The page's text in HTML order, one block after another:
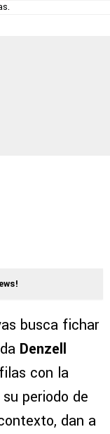
busca fichar
Denzell
con la
periodo de
dan a